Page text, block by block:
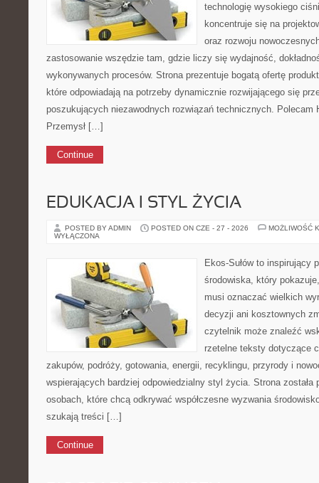
technologię wysokiego
koncentruje się na
oraz rozwoju
zastosowanie wszędzie tam, gdzie liczy się wydajność,
wykonywanych procesów. Strona prezentuje bogatą ofertę
które odpowiadają na potrzeby dynamicznie rozwijającego się
poszukujących niezawodnych rozwiązań technicznych. Polecam
Przemysł […]
Continue
EDUKACJA I STYL ŻYCIA
POSTED BY ADMIN POSTED ON CZE - 27 - 2026
MOŻLIWOŚĆ
WYŁĄCZONA
Ekos-Sułów to inspirujący
środowiska, który
musi oznaczać wielkich
decyzji ani kosztownych
czytelnik może znaleźć
rzetelne teksty dotyczące
zakupów, podróży, gotowania, energii, recyklingu, przyrody i
wspierających bardziej odpowiedzialny styl życia. Strona została
osobach, które chcą odkrywać współczesne wyzwania
szukają treści […]
Continue